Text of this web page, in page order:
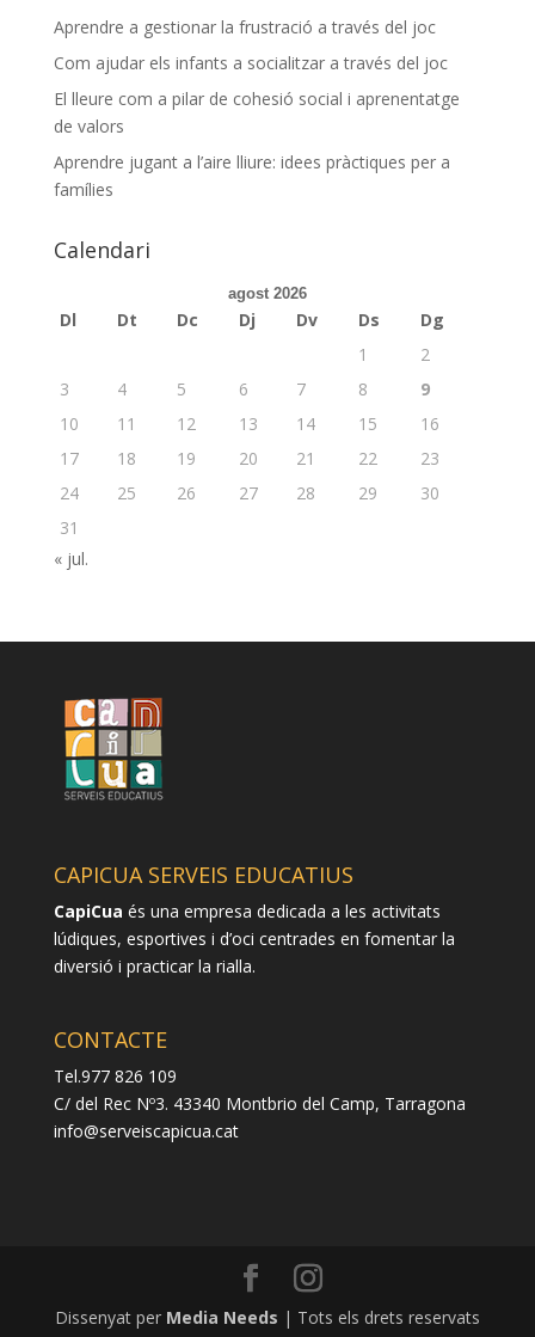
Aprendre a gestionar la frustració a través del joc
Com ajudar els infants a socialitzar a través del joc
El lleure com a pilar de cohesió social i aprenentatge
de valors
Aprendre jugant a l’aire lliure: idees pràctiques per a
famílies
Calendari
agost 2026
Dl Dt Dc Dj Dv Ds
Dg
1
2
3
4 5 6 7 8
9
10
11 12 13 14 15
16
17
18 19 20 21 22
23
24
25 26 27 28 29
30
31
« jul.
CAPICUA SERVEIS EDUCATIUS
CapiCua és una empresa dedicada a les activitats
lúdiques, esportives i d’oci centrades en fomentar la
diversió i practicar la rialla.
CONTACTE
Tel.977 826 109
C/ del Rec Nº3. 43340 Montbrio del Camp, Tarragona
info@serveiscapicua.cat
Dissenyat per Media Needs | Tots els drets reservats